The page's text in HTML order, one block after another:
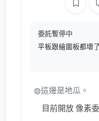
委託暫停中
平板跟繪圖板都壞了
◍這邊是地瓜。
目前開放 像素